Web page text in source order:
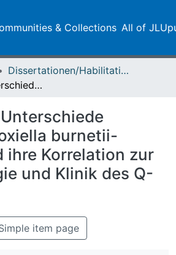
& Collections All of
Dissertationen/Habilitationen
Genetische Unterschiede zwischen Coxiella burnetii-Isolaten und ihre Korrelation zur Epidemiologie und Klinik des Q-Fiebers
burnetii-
ihre Korrelation zur
und Klinik des Q-
item page